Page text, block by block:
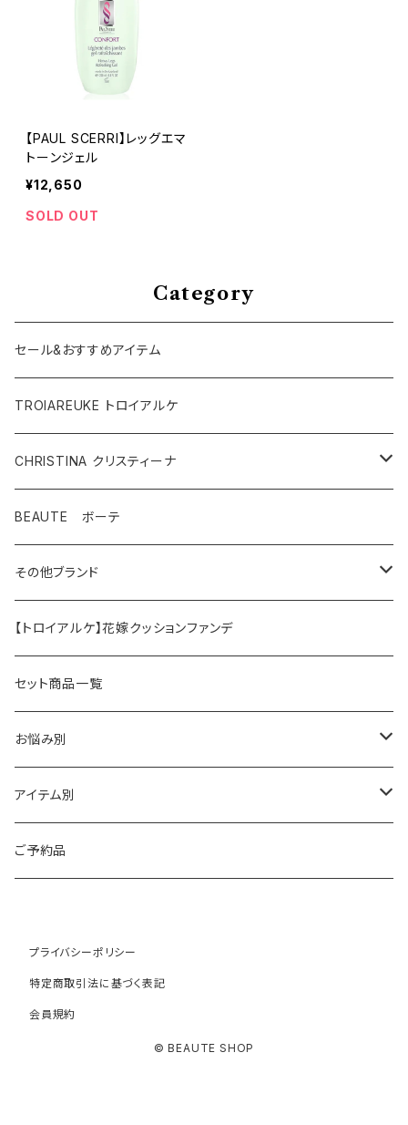
【PAUL SCERRI】レッグエマ
トーンジェル
¥12,650
SOLD OUT
Category
セール&おすすめアイテム
TROIAREUKE トロイアルケ
CHRISTINA クリスティーナ
テラスキン
ラインリペア
アンストレス
フォーエバーヤング
イラストリアス
ローズドメーラ
ビオフィート
コモデックス
ニュアンス
BEAUTE ボーテ
その他ブランド
マッコイ
HAAB（ハーブ商品）
HAAB SKIN・その他
HAAB REPRO
ワカサプリ
ゼオスキン
REVISION（リビジョン）
NOTBAM
FULVO VITA（フルヴォヴィータ）
【トロイアルケ】花嫁クッションファンデ
セット商品一覧
お悩み別
乾燥
敏感
ニキビ
ニキビ跡・クレーター
アイテム別
クレンジング
美容液
デイクリーム
ご予約品
プライバシーポリシー
特定商取引法に基づく表記
会員規約
© BEAUTE SHOP